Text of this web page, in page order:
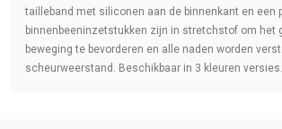
tailleband met siliconen aan de binnenkant en een
binnenbeeninzetstukken zijn in stretchstof om het
beweging te bevorderen en alle naden worden
scheurweerstand. Beschikbaar in 3 kleuren versies.